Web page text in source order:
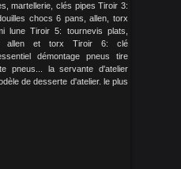
martellerie, clés pipes Tiroir 3:
chocs 6 pans, allen, torx
lune Tiroir 5: tournevis plats,
allen et torx Tiroir 6: clé
démontage pneus tire
pneus... la servante d'atelier
de desserte d'atelier. le plus